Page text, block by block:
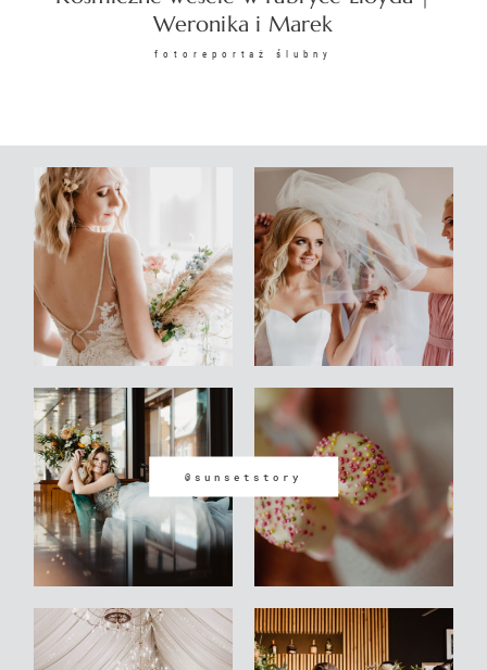
Weronika i Marek
fotoreportaż ślubny
@sunsetstory